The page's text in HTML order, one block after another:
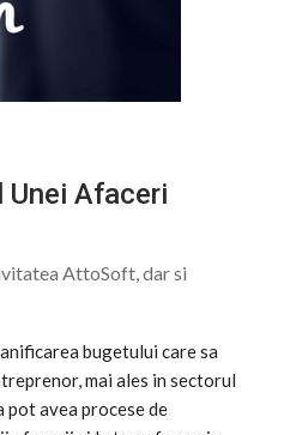
Afaceri
AttoSoft, dar si
bugetului care sa
mai ales in sectorul
avea procese de